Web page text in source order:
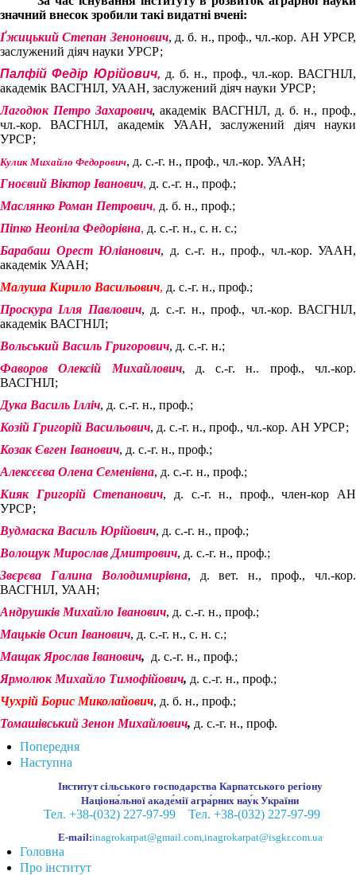
значний внесок зробили такі видатні вчені:
Ґжицький Степан Зенонович, д. б. н., проф., чл.-кор. АН УРСР,
заслужений діяч науки УРСР;
Палфій Федір Юрійович, д. б. н., проф., чл.-кор. ВАСГНІЛ,
академік ВАСГНІЛ, УААН, заслужений діяч науки УРСР;
Лагодюк Петро Захарович, академік ВАСГНІЛ, д. б. н., проф.,
чл.-кор. ВАСГНІЛ, академік УААН, заслужений діяч науки
УРСР;
Кулик Михайло Федорович, д. с.-г. н., проф., чл.-кор. УААН;
Гноєвий Віктор Іванович, д. с.-г. н., проф.;
Маслянко Роман Петрович, д. б. н., проф.;
Піпко Неоніла Федорівна, д. с.-г. н., с. н. с.;
Барабаш Орест Юліанович, д. с.-г. н., проф., чл.-кор. УААН,
академік УААН;
Малуша Кирило Васильович, д. с.-г. н., проф.;
Проскура Ілля Павлович, д. с.-г. н., проф., чл.-кор. ВАСГНІЛ,
академік ВАСГНІЛ;
Вольський Василь Григорович, д. с.-г. н.;
Фаворов Олексій Михайлович, д. с.-г. н.. проф., чл.-кор.
ВАСГНІЛ;
Дука Василь Ілліч, д. с.-г. н., проф.;
Козій Григорій Васильович, д. с.-г. н., проф., чл.-кор. АН УРСР;
Козак Євген Іванович, д. с.-г. н., проф.;
Алексєєва Олена Семенівна, д. с.-г. н., проф.;
Кияк Григорій Степанович, д. с.-г. н., проф., член-кор АН
УРСР;
Вудмаска Василь Юрійович, д. с.-г. н., проф.;
Волощук Мирослав Дмитрович, д. с.-г. н., проф.;
Звєрєва Галина Володимирівна, д. вет. н., проф., чл.-кор.
ВАСГНІЛ, УААН;
Андрушків Михайло Іванович, д. с.-г. н., проф.;
Мацьків Осип Іванович, д. с.-г. н., с. н. с.;
Мащак Ярослав Іванович, д. с.-г. н., проф.;
Ярмолюк Михайло Тимофійович, д. с.-г. н., проф.;
Чухрій Борис Миколайович, д. б. н., проф.;
Томашівський Зенон Михайлович, д. с.-г. н., проф.
Попередня
Наступна
Інститут сільського господарства Карпатського регіону
Націона́льної акаде́мії агра́рних нау́к України
Тел. +38-(032) 227-97-99 Тел. +38-(032) 227-97-99
E-mail:inagrokarpat@gmail.com, inagrokarpat@isgkr.com.ua
Головна
Про інститут